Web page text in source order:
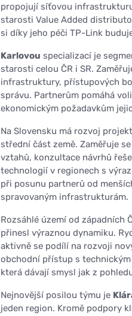
propojují síťovou
starosti Value Added
si díky jeho péči TP-Link
Karlovou specializací je
starosti celou ČR i SR.
infrastruktury, přístupových
správu. Partnerům pomáhá
ekonomickým požadavkům
Na Slovensku má rozvoj
střední část země. Zaměřuje
vztahů, konzultace návrhů
technologií v regionech s
při posunu partnerů od
spravovaným infrastrukturám.
Rozsáhlé území od západních
přinesl výraznou dynamiku.
aktivně se podílí na rozvoji
obchodní přístup s
která dávají smysl jak z
Nejnovější posilou týmu je
jeden region. Kromě podpory